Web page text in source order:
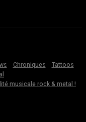
Chroniques
Tattoos
musicale rock & metal !